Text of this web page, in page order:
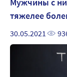
Мужчины с
тяжелее
30.05.2021